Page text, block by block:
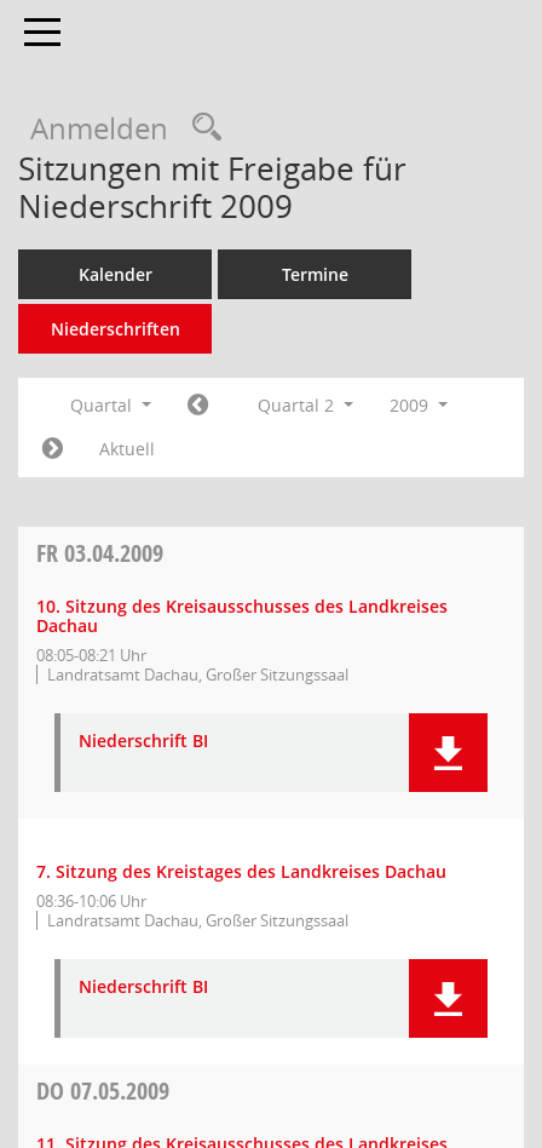
Toggle navigation
Anmelden
Sitzungen mit Freigabe für
Niederschrift 2009
Kalender Termine
Niederschriften
Quartal Quartal 2
2009
Aktuell
FR03.04.2009
10. Sitzung des Kreisausschusses des Landkreises
Dachau
08:05-08:21 Uhr
Landratsamt Dachau, Großer Sitzungssaal
Niederschrift BI
7. Sitzung des Kreistages des Landkreises Dachau
08:36-10:06 Uhr
Landratsamt Dachau, Großer Sitzungssaal
Niederschrift BI
DO 07.05.2009